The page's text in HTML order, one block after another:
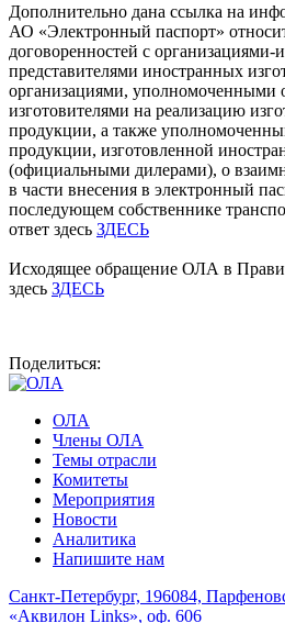
Дополнительно дана ссылка на
АО «Электронный паспорт»
договоренностей с организациями-
представителями иностранных
организациями, уполномоченными
изготовителями на реализацию
продукции, а также
продукции, изготовленной
(официальными дилерами), о
в части внесения в электронный
последующем собственнике
ответ здесь ЗДЕСЬ
Исходящее обращение ОЛА в
здесь ЗДЕСЬ
Поделиться:
ОЛА
Члены ОЛА
Темы отрасли
Комитеты
Мероприятия
Новости
Аналитика
Напишите нам
Санкт-Петербург, 196084,
«Аквилон Links», оф. 606